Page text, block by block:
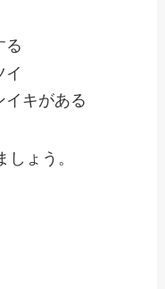
る
イ
イキがある
ょう。